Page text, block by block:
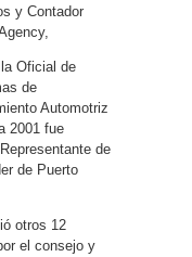
y Contador
Oficial de
de
Automotriz
2001 fue
de
de Puerto
otros 12
el consejo y